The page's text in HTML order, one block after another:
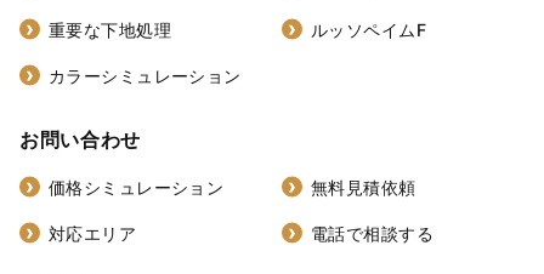
重要な下地処理 ルッソペイムF
カラーシミュレーション
お問い合わせ
価格シミュレーション 無料見積依頼
対応エリア 電話で相談する